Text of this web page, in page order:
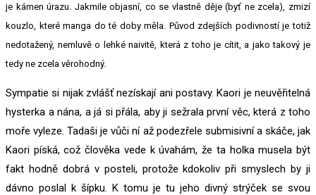
je kámen úrazu. Jakmile objasní, co se vlastně děje (byť ne zcela), zmizí
kouzlo, které manga do té doby měla. Původ zdejších podivností je totiž
nedotažený, nemluvě o lehké naivitě, která z toho je cítit, a jako takový je
tedy ne zcela věrohodný.
Sympatie si nijak zvlášť nezískají ani postavy. Kaori je neuvěřitelná
hysterka a nána, a já si přála, aby ji sežrala první věc, která z toho
moře vyleze. Tadaši je vůči ní až podezřele submisivní a skáče, jak
Kaori píská, což člověka vede k úvahám, že ta holka musela být
fakt hodně dobrá v posteli, protože kdokoliv při smyslech by ji
dávno poslal k šípku. K tomu je tu jeho divný strýček se svou